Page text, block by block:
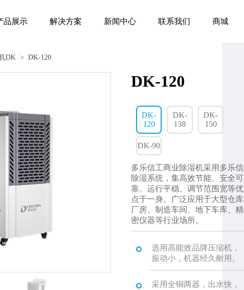
品展示 解决方案 新闻中心 联系我们 商城
DK > DK-120
DK-120
DK-
120
DK-
138
DK-
150
DK-90
多乐信工商业除湿机采用多乐信
除湿系统，集高效节能、安全可
靠、运行平稳、调节范围宽等优
点于一身。广泛应用于大型仓库
厂房、制造车间、地下车库、精
密仪器等行业场所。
选用高能效品牌压缩机，
振动小，机器经久耐用。
采用全铜两器，出水快，